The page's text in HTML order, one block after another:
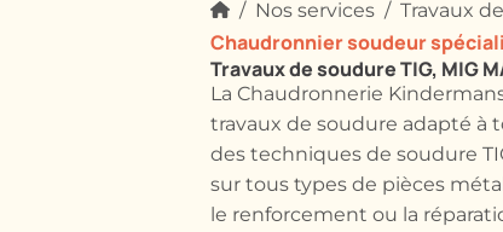
Nos services Travaux
Travaux de soudure TIG, MIG
Chaudronnier soudeur
La Chaudronnerie
travaux de soudure adapté à
des techniques de soudure
sur tous types de pièces
le renforcement ou la